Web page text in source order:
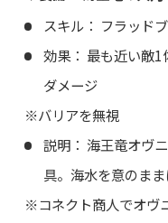
スキル： フラッド
効果： 最も近い敵
ダメージ
※バリアを無視
説明： 海王竜オヴ
具。海水を意のまま
※コネクト商人でオヴ